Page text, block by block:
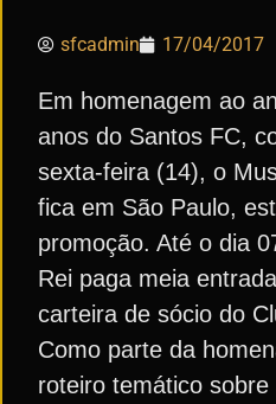
sfcadmin 17/04/2017
Em homenagem ao
anos do Santos FC,
sexta-feira (14), o
fica em São Paulo,
promoção. Até o dia
Rei paga meia
carteira de sócio do
Como parte da
roteiro temático